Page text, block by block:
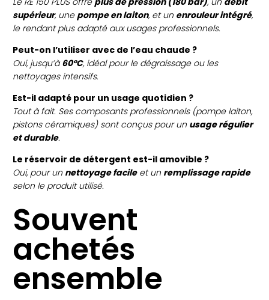
supérieur, une pompe en laiton, et un enrouleur intégré,
le rendant plus adapté aux usages professionnels.
Peut-on l’utiliser avec de l’eau chaude ?
Oui, jusqu’à60°C, idéal pour le dégraissage ou les
nettoyages intensifs.
Est-il adapté pour un usage quotidien ?
Tout à fait. Ses composants professionnels (pompe laiton,
pistons céramiques) sont conçus pour un usage régulier
et durable.
Le réservoir de détergent est-il amovible ?
Oui, pour un nettoyage facileet un remplissage rapide
selon le produit utilisé.
Souvent
achetés
ensemble